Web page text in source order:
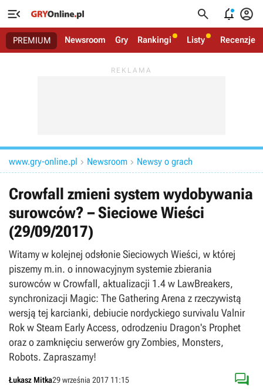
   
PREMIUM Newsroom Gry Rankingi Listy Recenzje
www.gry-online.pl  Newsroom  Newsy o grach
Crowfall zmieni system wydobywania
surowców? – Sieciowe Wieści
(29/09/2017)
Witamy w kolejnej odsłonie Sieciowych Wieści, w której
piszemy m.in. o innowacyjnym systemie zbierania
surowców w Crowfall, aktualizacji 1.4 w LawBreakers,
synchronizacji Magic: The Gathering Arena z rzeczywistą
wersją tej karcianki, debiucie nordyckiego survivalu Valnir
Rok w Steam Early Access, odrodzeniu Dragon's Prophet
oraz o zamknięciu serwerów gry Zombies, Monsters,
Robots. Zapraszamy!
Łukasz Mitka29 września 2017 11:15 